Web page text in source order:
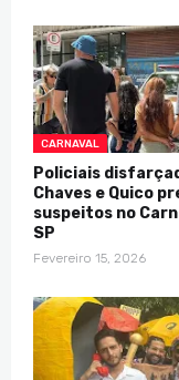
CARNAVAL
Policiais
Chaves e Quico
suspeitos no
SP
Fevereiro 15, 2026